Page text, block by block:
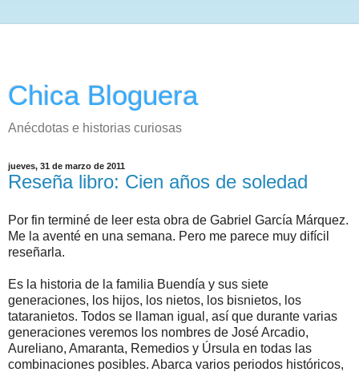
Chica Bloguera
Anécdotas e historias curiosas
jueves, 31 de marzo de 2011
Reseña libro: Cien años de soledad
Por fin terminé de leer esta obra de Gabriel García Márquez.
Me la aventé en una semana. Pero me parece muy difícil
reseñarla.
Es la historia de la familia Buendía y sus siete
generaciones, los hijos, los nietos, los bisnietos, los
tataranietos. Todos se llaman igual, así que durante varias
generaciones veremos los nombres de José Arcadio,
Aureliano, Amaranta, Remedios y Úrsula en todas las
combinaciones posibles. Abarca varios periodos históricos,